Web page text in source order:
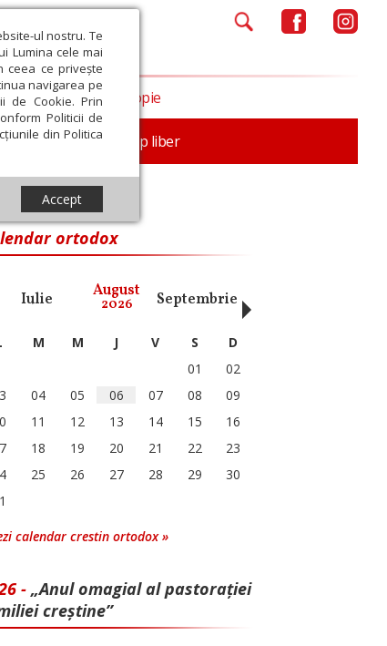
ul nostru. Te
Lumina cele mai
ceea ce privește
navigarea pe
de Cookie. Prin
Politicii de
din Politica
Accept
Familie Timp liber
Opinii Filantropie
ortodox
Iulie August
2026 Septembrie Octombrie
M M J V S
D
01
02
04 05 06 07 08
09
11 12 13 14 15
16
18 19 20 21 22
23
25 26 27 28 29
30
calendar crestin ortodox »
- „Anul omagial al pastorației
creștine”